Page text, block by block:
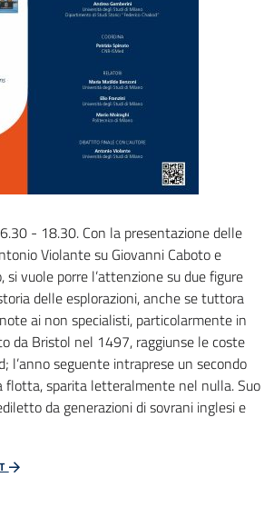
- 18.30. Con la presentazione delle
Violante su Giovanni Caboto e
si vuole porre l’attenzione su due figure
delle esplorazioni, anche se tuttora
ai non specialisti, particolarmente in
da Bristol nel 1497, raggiunse le coste
l’anno seguente intraprese un secondo
flotta, sparita letteralmente nel nulla. Suo
da generazioni di sovrani inglesi e